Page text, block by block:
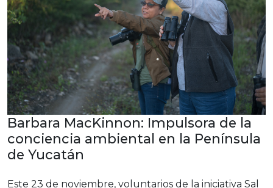
Barbara MacKinnon: Impulsora de la
conciencia ambiental en la Península
de Yucatán
Este 23 de noviembre, voluntarios de la iniciativa Sal